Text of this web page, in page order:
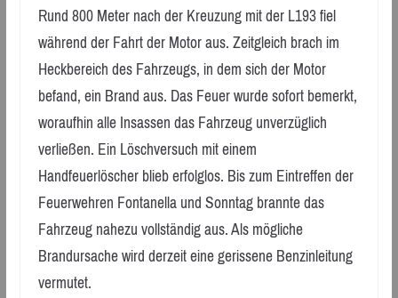
Rund 800 Meter nach der Kreuzung mit der L193 fiel
während der Fahrt der Motor aus. Zeitgleich brach im
Heckbereich des Fahrzeugs, in dem sich der Motor
befand, ein Brand aus. Das Feuer wurde sofort bemerkt,
woraufhin alle Insassen das Fahrzeug unverzüglich
verließen. Ein Löschversuch mit einem
Handfeuerlöscher blieb erfolglos. Bis zum Eintreffen der
Feuerwehren Fontanella und Sonntag brannte das
Fahrzeug nahezu vollständig aus. Als mögliche
Brandursache wird derzeit eine gerissene Benzinleitung
vermutet.